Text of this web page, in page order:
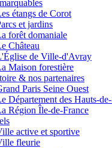
étangs de Corot
et jardins
forêt domaniale
Château
de Ville-d'Avray
Maison forestière
& nos partenaires
Paris Seine Ouest
Département des Hauts-
Région Île-de-France
active et sportive
fleurie